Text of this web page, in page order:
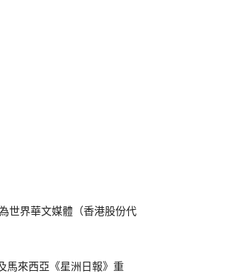
世界華文媒體（香港股份代
馬來西亞《星洲日報》重